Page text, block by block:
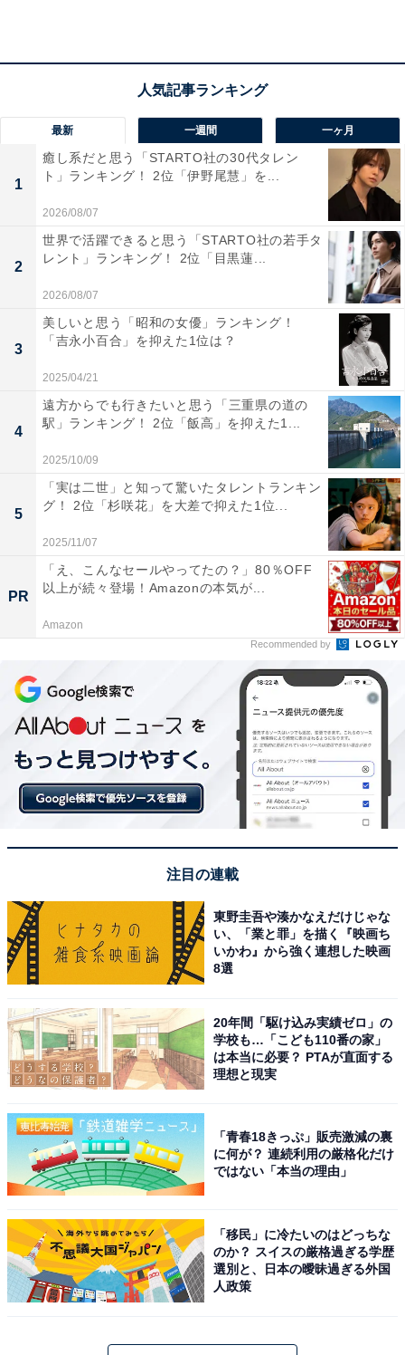
な和菓子の一つ、横浜の名を冠した高級感溢れる逸品で
す」（60代男性／神奈川県）、「ハイカラなお菓子が横
浜っぽい」（40代男性／兵庫県）などのコメントがあり
ました。
1位：鳩サブレー（豊島屋）／172票
1位は、豊島屋の「鳩サブレー」（16枚入2430円）でし
た。鎌倉を代表する老舗・豊島屋の看板商品で、鳩の形
をしたサブレーはサクサク食感と優しい甘さが魅力。神
奈川県を代表するお土産として、世代を問わず圧倒的な
支持を集めました。
回答者からは「昔からずーっとあるお土産で、鎌倉とい
えば、という感じだから」（30代女性／石川県）、「鎌
倉名物で歴史があり、神奈川らしさを象徴するお菓子だ
から」（20代女性／東京都）、「鳩サブレは知らない人
はいないと思うぐらいの有名な物だから」（30代女性／
神奈川県）などのコメントがありました。
次ページ
5位までの全ランキング結果を見
こちらもおすすめ
最新 一週間 一ヶ月
1
癒し系だと思う「STARTO社の30代タレン
ト」ランキング！ 2位「伊野尾慧」を...
2026/08/07
2
世界で活躍できると思う「STARTO社の若手タ
レント」ランキング！ 2位「目黒蓮...
2026/08/07
3
美しいと思う「昭和の女優」ランキング！
「吉永小百合」を抑えた1位は？
2025/04/21
4
遠方からでも行きたいと思う「三重県の道の
駅」ランキング！ 2位「飯高」を抑えた1...
2025/10/09
5
「実は二世」と知って驚いたタレントランキン
グ！ 2位「杉咲花」を大差で抑えた1位...
2025/11/07
PR
「え、こんなセールやってたの？」80％OFF
以上が続々登場！Amazonの本気が...
Amazon
Recommended by
注目の連載
東野圭吾や湊かなえだけじゃな
い、「業と罪」を描く『映画ち
いかわ』から強く連想した映画
8選
20年間「駆け込み実績ゼロ」の
学校も…「こども110番の家」
は本当に必要？ PTAが直面する
理想と現実
「青春18きっぷ」販売激減の裏
に何が？ 連続利用の厳格化だけ
ではない「本当の理由」
「移民」に冷たいのはどっちな
のか？ スイスの厳格過ぎる学歴
選別と、日本の曖昧過ぎる外国
人政策